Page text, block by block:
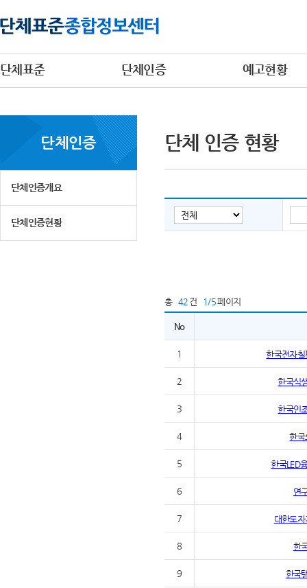
단체표준 단체인증 예고현황
단체인증
단체인증개요
단체인증현황
단체 인증 현황
총 42 건 1/5페이지
No
1 한국전자
2 한국식
3 한국인
4 한국
5 한국LED
6 연
7 대한도
8 한
9 한국